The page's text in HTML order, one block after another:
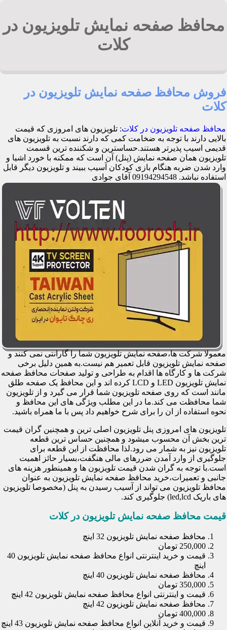
محافظ صفحه نمایش تلویزیون در
کلات
فروش محافظ صفحه نمایش تلویزیون در
کلات
محافظ صفحه تلویزیون در کلات: تلویزیون های امروزی که قیمت
بالایی دارند با توجه به ضخامت کمی که دارند نسبت به تلویزیون های
قدیمی اسیب پذیرتر هستند.حساسترین و شکننده ترین قسمت
تلویزیون همان صفحه نمایش (پنل) آن است که ممکنه با خورد اشیا و
وارد شدن ضربه هنگام بازی کودکان آسیب ببیند و تلویزیون دیگر قابل
استفاده نباشد. 09194294548 آقای جوادی
معمولا شرکت ها،صفحه نمایش تلویزیون شما را گارانتی نمی کنند و
صفحه نمایش تلویزیون قابل تعمیر هم نیست.به همین دلیل برخی
شرکت ها و کارگاه ها اقدام به طراحی و تولید صفحات محافظ صفحه
نمایش تلویزیون LED و LCD کرده اند و این محافظ یک صفحه طلق
مانند است که روی صفحه تلویزیون شما قرار می گیرد و از تلویزیون
شما محافظت می کند.ما در این مطلب ویژگی های این محافظ و
نحوه استفاده از ان را برای شرح خواهیم داد پس با ما همراه باشید.
تلویزیون های امروزی پنل تلویزیون اصلی ترین و همچنین گران قیمت
ترین بخش آن محسوب میشود و همچنین حساس ترین قطعه
تلویزیون نیز به شمار می رود.لذا محافظت از این قطعه برای
جلوگیری از وارد آمدن ضررهای مالی هنگفت،بسیار حائز اهمیت
است.با توجه به گران شدن قیمت تلویزیون ها و همینطور هزینه های
جانبی و تعمیرات،خرید محافظ صفحه نمایش تلویزیون به عنوان
محافظ تلویزیون می تواند از آسیب رسیدن به پنل (مخصوصا تلویزیون
های باریک led,lcd) جلوگیری کند.
قیمت محافظ صفحه نمایش تلویزیون در کلات
محافظ صفحه نمایش تلویزیون 32 اینچ
250,000 تومان
قیمت و خرید اینترنتی انواع محافظ صفحه نمایش تلویزیون 40
اینچ
محافظ صفحه نمایش تلویزیون 40 اینچ
350,000 تومان
قیمت و اینترنتی انواع محافظ صفحه نمایش تلویزیون 42 اینچ
محافظ صفحه نمایش تلویزیون 42 اینچ
400,000 تومان
قیمت و خرید آنلاین انواع محافظ صفحه نمایش تلویزیون 43 اینچ